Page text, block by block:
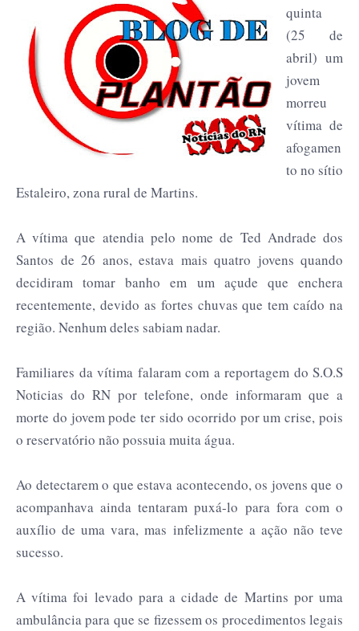
quinta
(25 de
abril) um
jovem
morreu
vítima de
afogamen
to no sítio
Estaleiro, zona rural de Martins.
A vítima que atendia pelo nome de Ted Andrade dos
Santos de 26 anos, estava mais quatro jovens quando
decidiram tomar banho em um açude que enchera
recentemente, devido as fortes chuvas que tem caído na
região. Nenhum deles sabiam nadar.
Familiares da vítima falaram com a reportagem do S.O.S
Noticias do RN por telefone, onde informaram que a
morte do jovem pode ter sido ocorrido por um crise, pois
o reservatório não possuia muita água.
Ao detectarem o que estava acontecendo, os jovens que o
acompanhava ainda tentaram puxá-lo para fora com o
auxílio de uma vara, mas infelizmente a ação não teve
sucesso.
A vítima foi levado para a cidade de Martins por uma
ambulância para que se fizessem os procedimentos legais